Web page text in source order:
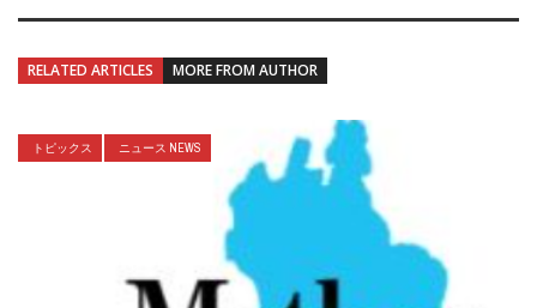
RELATED ARTICLES MORE FROM AUTHOR
トピックス ニュース NEWS